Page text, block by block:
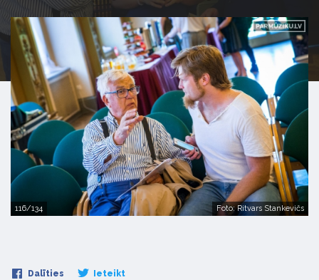
116/134 Foto: Ritvars Stankevičs
Dalīties Ieteikt